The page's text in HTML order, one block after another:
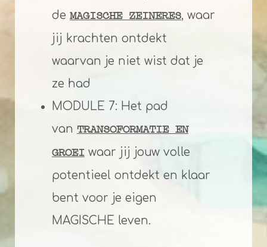
de MAGISCHE ZEINERES, waar
jij krachten ontdekt
waarvan je niet wist dat je
ze had
MODULE 7: Het pad
van TRANSOFORMATIE EN
GROEI waar jij jouw volle
potentieel ontdekt en klaar
bent voor je eigen
MAGISCHE leven.